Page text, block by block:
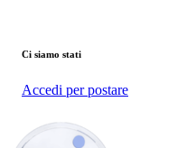
Ci siamo stati
Accedi per postare